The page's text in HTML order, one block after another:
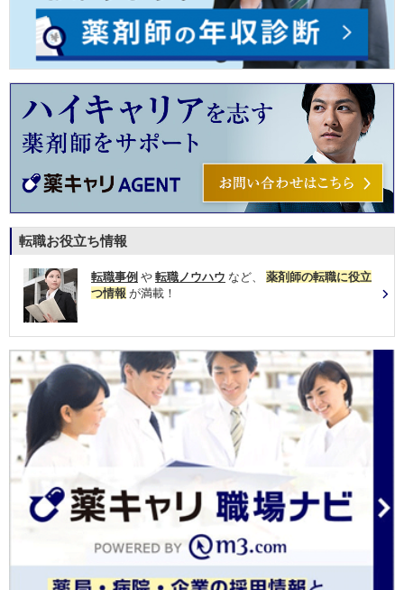
転職お役立ち情報
転職事例 や 転職ノウハウ など、 薬剤師の転職に役立
つ情報 が満載！